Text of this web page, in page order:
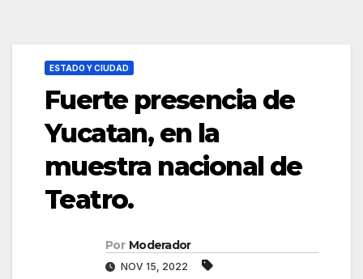
ESTADO Y CIUDAD
Fuerte presencia de
Yucatan, en la
muestra nacional de
Teatro.
Por Moderador
NOV 15, 2022